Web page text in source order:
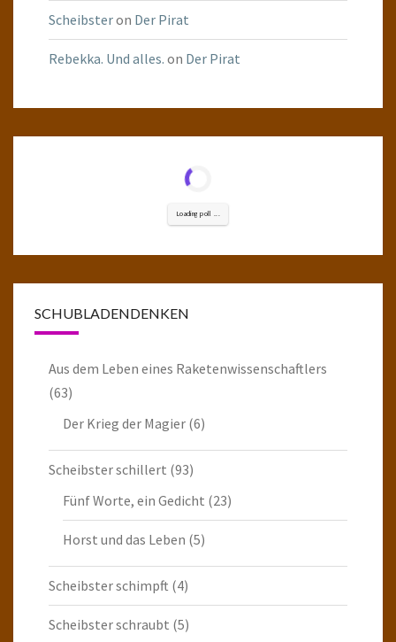
Scheibsteron Der Pirat
Rebekka. Und alles. on Der Pirat
Loading poll ...
SCHUBLADENDENKEN
Aus dem Leben eines Raketenwissenschaftlers
(63)
Der Krieg der Magier (6)
Scheibster schillert (93)
Fünf Worte, ein Gedicht (23)
Horst und das Leben (5)
Scheibster schimpft (4)
Scheibster schraubt (5)